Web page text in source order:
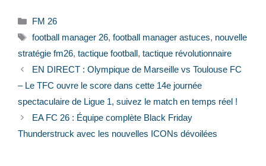
Catégories
FM 26
Étiquettes
football manager 26, football manager astuces, nouvelle
stratégie fm26, tactique football, tactique révolutionnaire
EN DIRECT : Olympique de Marseille vs Toulouse FC
– Le TFC ouvre le score dans cette 14e journée
spectaculaire de Ligue 1, suivez le match en temps réel !
EA FC 26 : Équipe complète Black Friday
Thunderstruck avec les nouvelles ICONs dévoilées